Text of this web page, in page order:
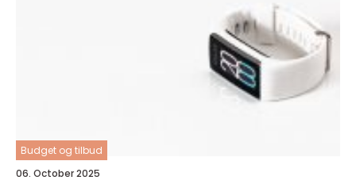
Budget og tilbud
06. October 2025